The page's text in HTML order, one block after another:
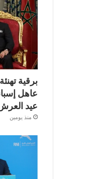
برقية
عاهل
عيد
منذ يومين